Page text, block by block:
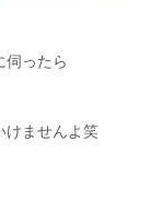
ったら
けませんよ笑